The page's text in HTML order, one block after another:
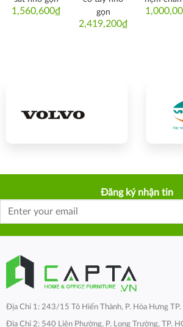
1,560,600₫
2,419,200₫
gọn
Đăng ký nhận tin
Địa Chỉ 1: 243/15 Tô Hiến Thành, P. Hòa Hưng TP.
Địa Chỉ 2: 540 Liên Phường, P. Long Trường, TP.